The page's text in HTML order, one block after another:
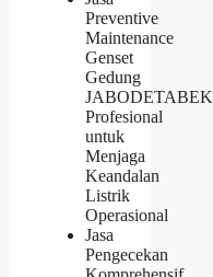
Preventive
Maintenance
Genset
Gedung
JABODETABEK
Profesional
untuk
Menjaga
Keandalan
Listrik
Operasional
Jasa
Pengecekan